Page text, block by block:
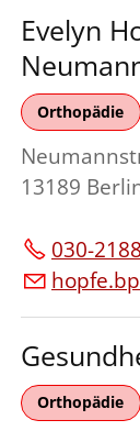
Evelyn
Orthopädie
13189
030-
Orthopädie